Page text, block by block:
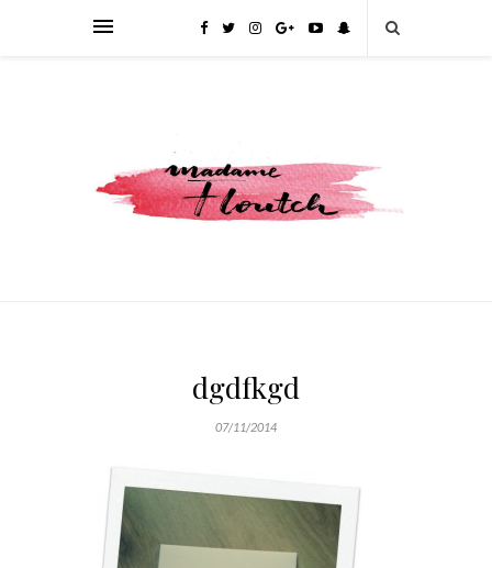
dgdfkgd
07/11/2014